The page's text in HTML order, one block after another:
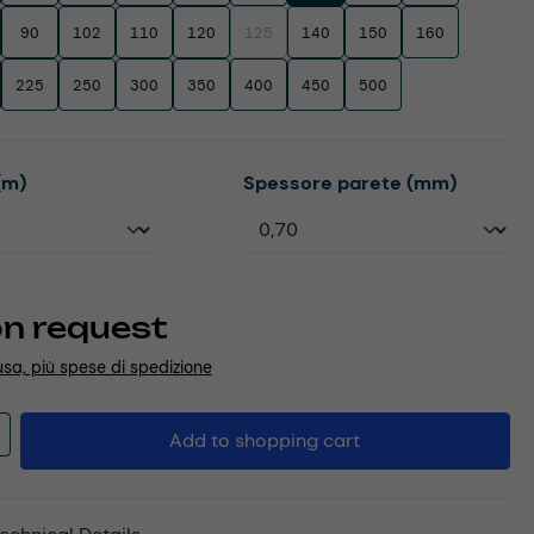
request
più spese di spedizione
90 102 110 120 125(This option is currently unavailable.)
140 150 160
225 250 300 350 400 450 500
Select
Spessore parete (mm)
Quantity: Enter the desired amount
Add to shopping cart